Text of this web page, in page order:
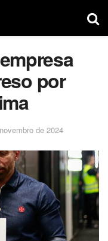
por
de 2024